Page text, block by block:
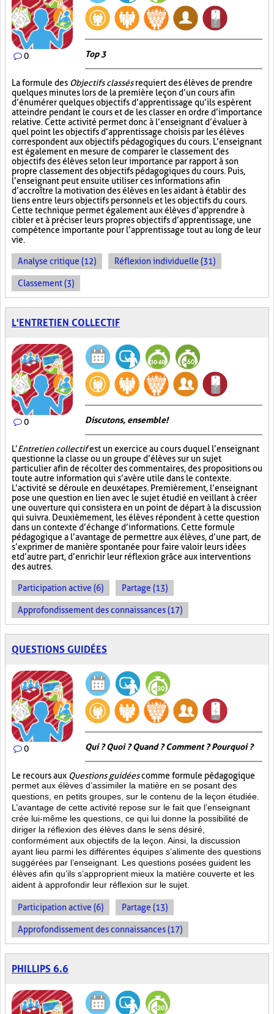
0 Top 3
La formule des Objectifs classésrequiert des élèves de prendre
quelques minutes lors de la première leçon d’un cours afin
d’énumérer quelques objectifs d’apprentissage qu’ils espèrent
atteindre pendant le cours et de les classer en ordre d’importance
relative. Cette activité permet donc à l’enseignant d’évaluer à
quel point les objectifs d’apprentissage choisis par les élèves
correspondent aux objectifs pédagogiques du cours. L’enseignant
est également en mesure de comparer le classement des
objectifs des élèves selon leur importance par rapport à son
propre classement des objectifs pédagogiques du cours. Puis,
l’enseignant peut ensuite utiliser ces informations afin
d’accroître la motivation des élèves en les aidant à établir des
liens entre leurs objectifs personnels et les objectifs du cours.
Cette technique permet également aux élèves d’apprendre à
cibler et à préciser leurs propres objectifs d’apprentissage, une
compétence importante pour l’apprentissage tout au long de leur
vie.
Analyse critique (12) Réflexion individuelle (31)
Classement (3)
L'ENTRETIEN COLLECTIF
0 Discutons, ensemble!
L’Entretien collectifest un exercice au cours duquel l’enseignant
questionne la classe ou un groupe d’élèves sur un sujet
particulier afin de récolter des commentaires, des propositions ou
toute autre information qui s’avère utile dans le contexte.
L’activité se déroule en deux étapes. Premièrement, l’enseignant
pose une question en lien avec le sujet étudié en veillant à créer
une ouverture qui consistera en un point de départ à la discussion
qui suivra. Deuxièmement, les élèves répondent à cette question
dans un contexte d’échange d’informations. Cette formule
pédagogique a l’avantage de permettre aux élèves, d’une part, de
s’exprimer de manière spontanée pour faire valoir leurs idées
et d’autre part, d’enrichir leur réflexion grâce aux interventions
des autres.
Participation active (6) Partage (13)
Approfondissement des connaissances (17)
QUESTIONS GUIDÉES
0 Qui ? Quoi ? Quand ? Comment ? Pourquoi ?
Le recours aux Questions guidéescomme formule pédagogique
permet aux élèves d’assimiler la matière en se posant des
questions, en petits groupes, sur le contenu de la leçon étudiée.
L’avantage de cette activité repose sur le fait que l’enseignant
crée lui-même les questions, ce qui lui donne la possibilité de
diriger la réflexion des élèves dans le sens désiré,
conformément aux objectifs de la leçon. Ainsi, la discussion
ayant lieu parmi les différentes équipes s’alimente des questions
suggérées par l’enseignant. Les questions posées guident les
élèves afin qu’ils s’approprient mieux la matière couverte et les
aident à approfondir leur réflexion sur le sujet.
Participation active (6) Partage (13)
Approfondissement des connaissances (17)
PHILLIPS 6.6